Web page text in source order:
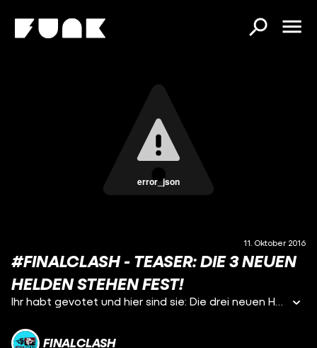
error_json
11. Oktober 2016
#FINALCLASH - TEASER: DIE 3 NEUEN
HELDEN STEHEN FEST!
Ihr habt gevotet und hier sind sie: Die drei neuen Helden von Tubeclash03 aka #FinalClash! Am 25.11. startet die dritte und letzte Staffel auf https://www.youtube.com/DarkViktory Neu mit dabei sind: ♦ Halbzwilling KANAL: https://www.youtube.com/Halbzwilling ♦ Horrorkissen KANAL: https://www.youtube.com/horrorkissen ♦ dieserpan KANAL: https://www.youtube.com/dieserpan _____________________________________________________ Sie sagen, das heutige YouTube sei schlechter. Wir sagen – YouTube ist wie ein Eisberg und ihr sucht nur am falschen Ort! Taucht mit uns ab in die Tiefen um findet den wahren Geist YouTubes wieder! So unglaublich viele bleiben im Schatten der Großen ungesehen und sind doch genau diejenigen, die wir vermissen! Sie sagen, Vorbilder sind gefallen. Wir sagen – es wird Zeit für neue Helden! TubeClash – FinalClash!
FINALCLASH